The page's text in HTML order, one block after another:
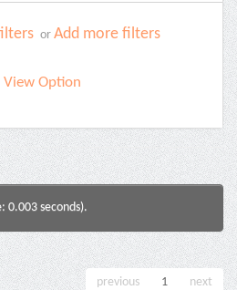
or Add more filters
View Option
0.003 seconds).
previous 1 next